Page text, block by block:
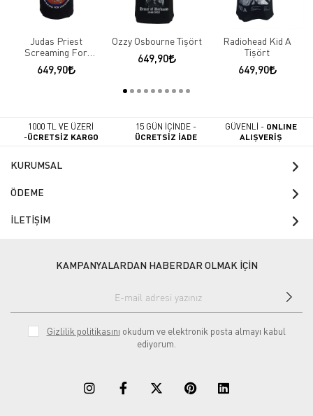
Judas Priest
Screaming For
Vengeance Tişört
649,90
Ozzy Osbourne Tişört
649,90
Radiohead Kid A
Tişört
649,90
1000 TL VE ÜZERİ
-ÜCRETSİZ KARGO
15 GÜN İÇİNDE -
ÜCRETSİZ İADE
GÜVENLİ - ONLINE
ALIŞVERİŞ
KURUMSAL
ÖDEME
İLETİŞİM
KAMPANYALARDAN HABERDAR OLMAK İÇİN
Gizlilik politikasını okudum ve elektronik posta almayı kabul
ediyorum.